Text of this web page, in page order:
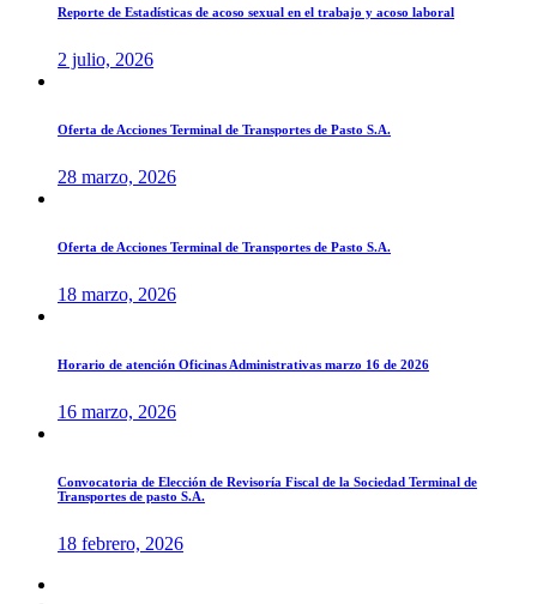
Reporte de Estadísticas de acoso sexual en el trabajo y acoso laboral
2 julio, 2026
Oferta de Acciones Terminal de Transportes de Pasto S.A.
28 marzo, 2026
Oferta de Acciones Terminal de Transportes de Pasto S.A.
18 marzo, 2026
Horario de atención Oficinas Administrativas marzo 16 de 2026
16 marzo, 2026
Convocatoria de Elección de Revisoría Fiscal de la Sociedad Terminal de
Transportes de pasto S.A.
18 febrero, 2026